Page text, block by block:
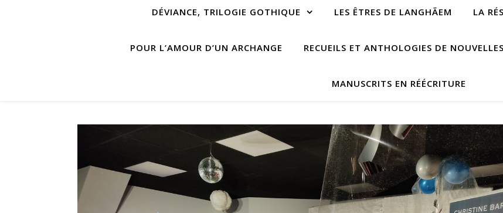
DÉVIANCE, TRILOGIE GOTHIQUE LES ÊTRES DE LANGHÃEM LA
POUR L’AMOUR D’UN ARCHANGE RECUEILS ET ANTHOLOGIES DE NOUVELLES
MANUSCRITS EN RÉÉCRITURE